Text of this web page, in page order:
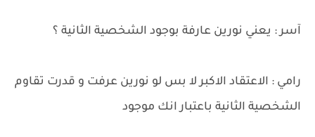
آسر : يعني نورين عارفة بوجود الشخصية الثانية ؟
رامي : الاعتقاد الاكبر لا بس لو نورين عرفت و قدرت تقاوم
الشخصية الثانية باعتبار انك موجود